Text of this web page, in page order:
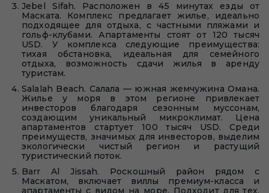
Jebel Sifah. Расположен в 45 минутах езды от
Маската. Комплекс предлагает жилье, идеально
подходящее для отдыха, с частными пляжами и
гольф-клубами. Апартаменты стоят от 120 тысяч
USD. У комплекса следующие преимущества:
тихая обстановка, идеальная для семейного
отдыха, возможность сдачи жилья в аренду
туристам.
Salalah Beach. Салала — южная жемчужина Омана.
Жилье у моря в этом регионе привлекает
инвесторов благодаря сезонным муссонам,
создающим уникальный микроклимат. Цена
апартаментов стартует 100 тысяч USD. Среди
преимуществ, значимых для инвесторов, выделим
экологически чистый регион и растущий
туристический поток.
Barr Al Jissah. Роскошный район рядом с
Маскатом, включает виллы премиум-класса и
апартаменты с видом на море. Подходит для тех,